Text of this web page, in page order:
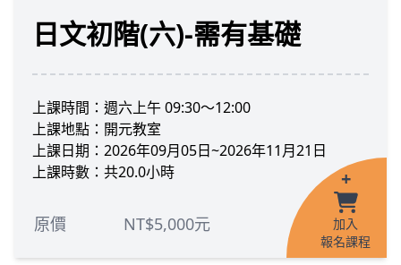
日文初階(六)-需有基礎
上課時間：週六上午 09:30～12:00
上課地點：開元教室
上課日期：2026年09月05日~2026年11月21日
上課時數：共20.0小時
原價 NT$5,000元
+
加入
報名課程